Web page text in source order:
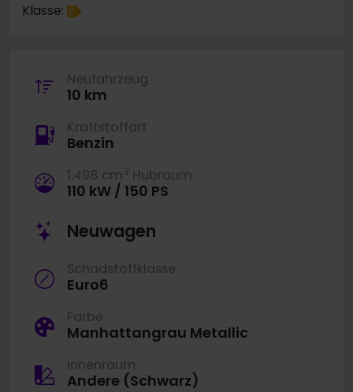
Klasse: E
Neufahrzeug
10 km
Kraftstoffart
Benzin
1.498 cm 3 Hubraum
110 kW / 150 PS
Neuwagen
Schadstoffklasse
Euro6
Farbe
Manhattangrau Metallic
Innenraum
Andere (Schwarz)